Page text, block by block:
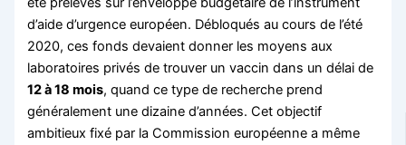
d’aide d’urgence européen. Débloqués au cours de l’été
2020, ces fonds devaient donner les moyens aux
laboratoires privés de trouver un vaccin dans un délai de
12 à 18 mois, quand ce type de recherche prend
généralement une dizaine d’années. Cet objectif
ambitieux fixé par la Commission européenne a même